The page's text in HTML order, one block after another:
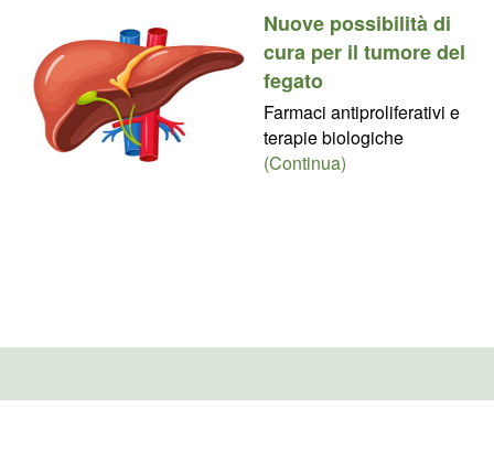
Nuove possibilità di
cura per il tumore del
fegato
Farmaci antiproliferativi e
terapie biologiche
(Continua)